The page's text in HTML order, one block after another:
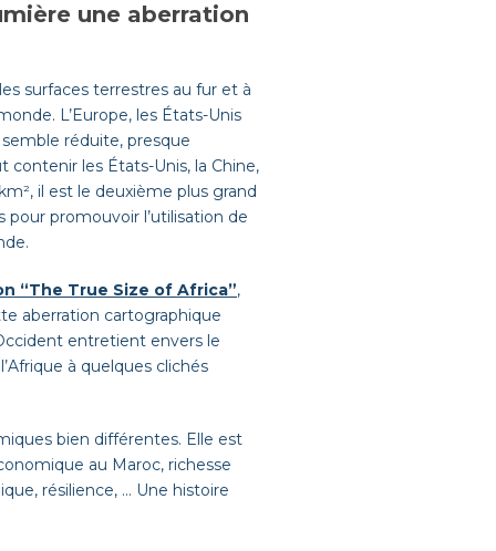
une aberration
surfaces terrestres au fur et à
L’Europe, les États-Unis
semble réduite, presque
les États-Unis, la Chine,
il est le deuxième plus grand
promouvoir l’utilisation de
“The True Size of Africa”,
aberration cartographique
entretient envers le
à quelques clichés
bien différentes. Elle est
au Maroc, richesse
résilience, … Une histoire